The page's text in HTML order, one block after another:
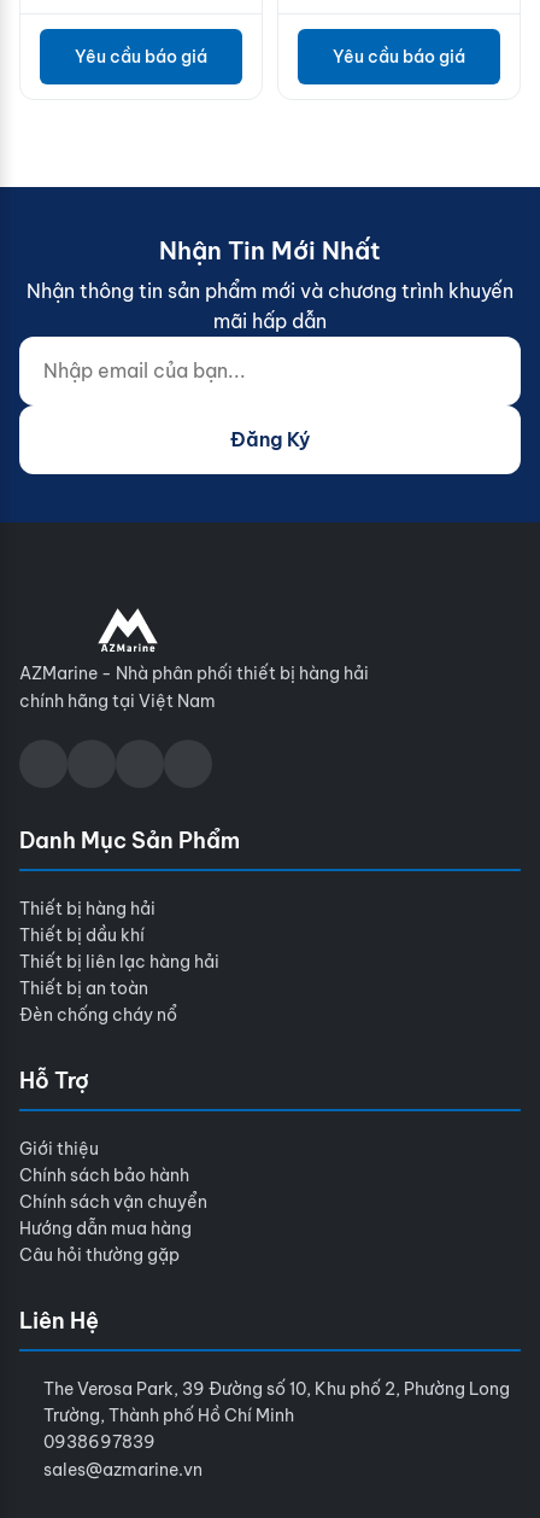
Yêu cầu báo giá Yêu cầu báo giá
Nhận Tin Mới Nhất
Nhận thông tin sản phẩm mới và chương trình khuyến
mãi hấp dẫn
Nhập email của bạn...
Website (do not fill)
Đăng Ký
AZMarine - Nhà phân phối thiết bị hàng hải
chính hãng tại Việt Nam
Danh Mục Sản Phẩm
Thiết bị hàng hải
Thiết bị dầu khí
Thiết bị liên lạc hàng hải
Thiết bị an toàn
Đèn chống cháy nổ
Hỗ Trợ
Giới thiệu
Chính sách bảo hành
Chính sách vận chuyển
Hướng dẫn mua hàng
Câu hỏi thường gặp
Liên Hệ
The Verosa Park, 39 Đường số 10, Khu phố 2, Phường Long
Trường, Thành phố Hồ Chí Minh
0938697839
sales@azmarine.vn